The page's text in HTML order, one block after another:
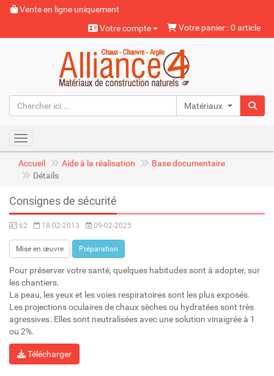
Vente en ligne uniquement
Votre compte
Votre panier : 0 article
Matériaux naturels
Toggle navigation
Accueil Aide à la réalisation
Base documentaire
Détails
Consignes de sécurité
62 18-02-2013 09-02-2025
Mise en œuvre Préparation
Pour préserver votre santé, quelques habitudes sont à adopter, sur
les chantiers.
La peau, les yeux et les voies respiratoires sont les plus exposés.
Les projections oculaires de chaux sèches ou hydratées sont très
agressives. Elles sont neutralisées avec une solution vinaigrée à 1
ou 2%.
Télécharger